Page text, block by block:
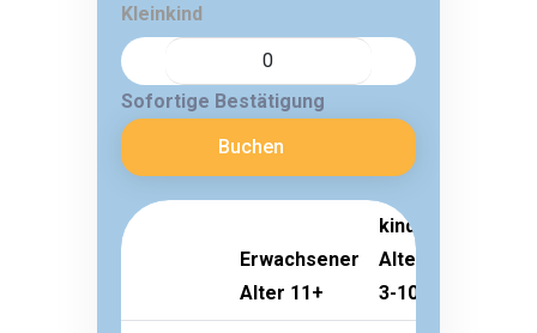
Kleinkind
Sofortige Bestätigung
Buchen
Erwachsener
Alter 11+
kind
Alter
3-10